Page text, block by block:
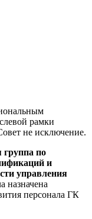
рамки
не исключение.
группа по
и
управления
назначена
персонала ГК